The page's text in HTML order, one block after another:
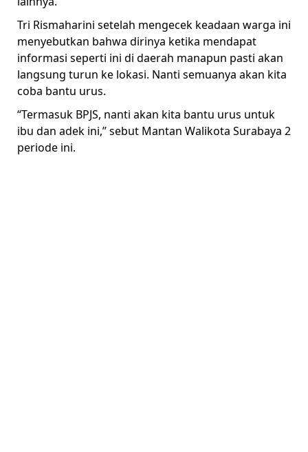
Tri Rismaharini setelah mengecek keadaan warga ini
menyebutkan bahwa dirinya ketika mendapat
informasi seperti ini di daerah manapun pasti akan
langsung turun ke lokasi. Nanti semuanya akan kita
coba bantu urus.
“Termasuk BPJS, nanti akan kita bantu urus untuk
ibu dan adek ini,” sebut Mantan Walikota Surabaya 2
periode ini.